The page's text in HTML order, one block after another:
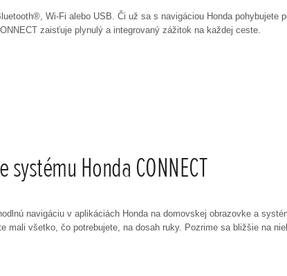
Wi-Fi alebo USB. Či už sa s navigáciou Honda
zaisťuje plynulý a integrovaný zážitok na každej ceste.
systému Honda CONNECT
navigáciu v aplikáciách Honda na domovskej obrazovke a
mali všetko, čo potrebujete, na dosah ruky. Pozrime sa bližšie na